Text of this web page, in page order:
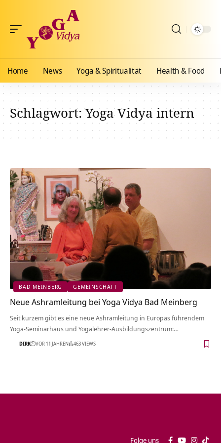
Home News Yoga & Spiritualität Health & Food
Schlagwort:Yoga Vidya intern
BAD MEINBERG GEMEINSCHAFT
Neue Ashramleitung bei Yoga Vidya Bad Meinberg
Seit kurzem gibt es eine neue Ashramleitung in Europas führendem
Yoga-Seminarhaus und Yogalehrer-Ausbildungszentrum:…
DIRK VOR 11 JAHREN 463 VIEWS
Folge uns